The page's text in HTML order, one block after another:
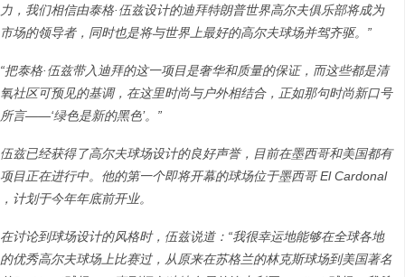
力，我们相信由泰格·伍兹设计的迪拜特朗普世界高尔夫俱乐部将成为
市场的领导者，同时也是将与世界上最好的高尔夫球场并驾齐驱。 ”
“把泰格·伍兹带入迪拜的这一项目是奢华和质量的保证，而这些都是清
氧社区可预见的基调，在这里时尚与户外相结合，正如那句时尚新口号
所言——‘绿色是新的黑色’。 ”
伍兹已经获得了高尔夫球场设计的良好声誉，目前在墨西哥和美国都有
项目正在进行中。他的第一个即将开幕的球场位于墨西哥El Cardonal
，计划于今年年底前开业。
在讨论到球场设计的风格时，伍兹说道： “我很幸运地能够在全球各地
的优秀高尔夫球场上比赛过，从原来在苏格兰的林克斯球场到美国著名